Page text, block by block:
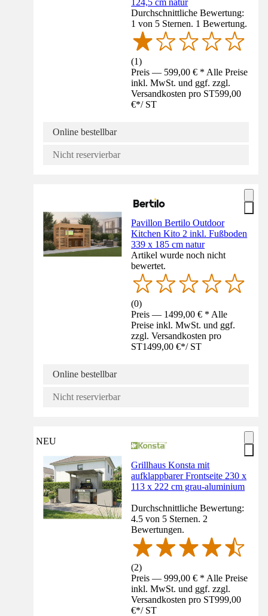
124,5 cm natur
Durchschnittliche Bewertung:
1 von 5 Sternen. 1 Bewertung.
(1)
Preis — 599,00 € * Alle Preise
inkl. MwSt. und ggf. zzgl.
Versandkosten pro ST599,00
€*/ ST
Online bestellbar
Nicht reservierbar
Pavillon Bertilo Outdoor
Kitchen Kito 2 inkl. Fußboden
339 x 185 cm natur
Artikel wurde noch nicht
bewertet.
(0)
Preis — 1499,00 € * Alle
Preise inkl. MwSt. und ggf.
zzgl. Versandkosten pro
ST1499,00 €*/ ST
Online bestellbar
Nicht reservierbar
NEU
Grillhaus Konsta mit
aufklappbarer Frontseite 230 x
113 x 222 cm grau-aluminium
Durchschnittliche Bewertung:
4.5 von 5 Sternen. 2
Bewertungen.
(2)
Preis — 999,00 € * Alle Preise
inkl. MwSt. und ggf. zzgl.
Versandkosten pro ST999,00
€*/ ST